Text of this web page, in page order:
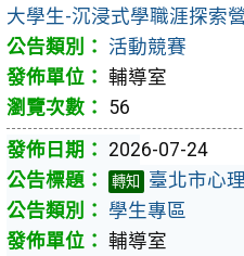
大學生-沉浸式學職涯探索
活動競賽
輔導室
56
2026-07-24
轉知
臺北市心
學生專區
輔導室